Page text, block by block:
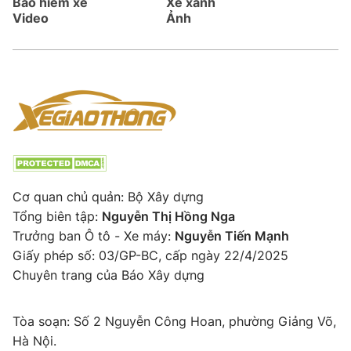
Video
Ảnh
Cơ quan chủ quản: Bộ Xây dựng
Tổng biên tập: Nguyễn Thị Hồng Nga
Trưởng ban Ô tô - Xe máy: Nguyễn Tiến Mạnh
Giấy phép số: 03/GP-BC, cấp ngày 22/4/2025
Chuyên trang của Báo Xây dựng
Tòa soạn: Số 2 Nguyễn Công Hoan, phường Giảng Võ,
Hà Nội.